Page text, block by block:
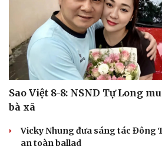
Sao Việt 8-8: NSND Tự Long
bà xã
Vicky Nhung đưa sáng tác Đông
an toàn ballad